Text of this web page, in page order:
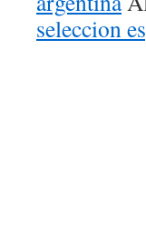
seleccion